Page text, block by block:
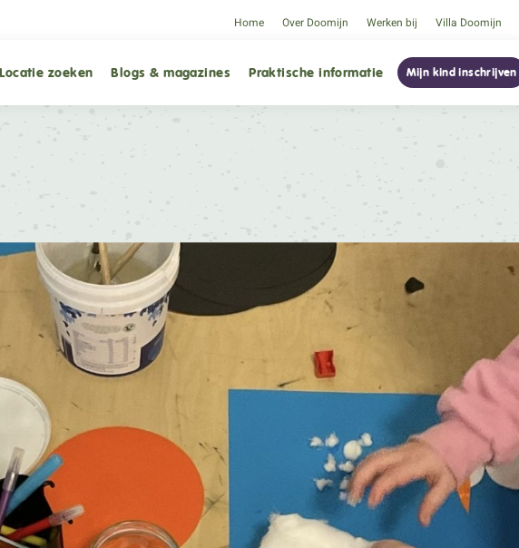
Home Over Doomijn Werken bij Villa Doomijn
Locatie zoeken Blogs & magazines Praktische informatie Mijn kind inschrijven